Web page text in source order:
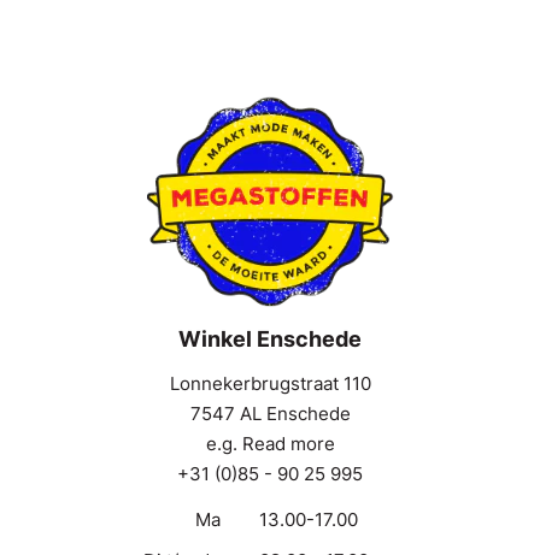
Winkel Enschede
Lonnekerbrugstraat 110
7547 AL Enschede
e.g. Read more
+31 (0)85 - 90 25 995
Ma
13.00-17.00